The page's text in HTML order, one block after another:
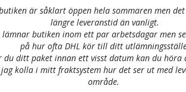
är såklart öppen hela sommaren men
längre leveranstid än vanligt.
lämnar butiken inom ett par arbetsdagar men
på hur ofta DHL kör till ditt
du ditt paket innan ett visst datum kan du höra
jag kolla i mitt fraktsystem hur det ser ut med
område.